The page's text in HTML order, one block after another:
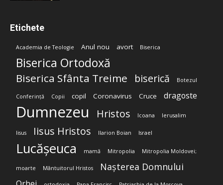
Etichete
Academia de Teologie Anul nou avort Biserica
Biserica Ortodoxă
Biserica Sfânta Treime biserică Botezul
Conferință Copii copil Coronavirus Cruce dragoste
Dumnezeu Hristos Icoana Ierusalim
Iisus Iisus Hristos Ilarion Boian Israel
Lucășeuca mamă Mitropolia Mitropolia Moldovei;
moarte Mântuitorul Hristos Nașterea Domnului